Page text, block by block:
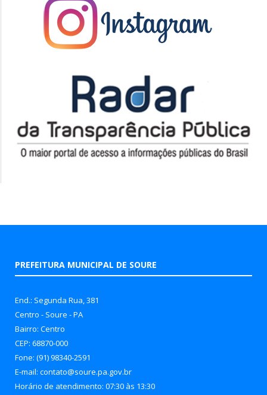
PREFEITURA MUNICIPAL DE SOURE
End.: Segunda Rua, 381
Centro - Soure - PA
Bairro: Centro
CEP: 68870-000
Fone: (91) 98340-2591
E-mail: contato@soure.pa.gov.br
Horário de atendimento: 07:30 às 13:30